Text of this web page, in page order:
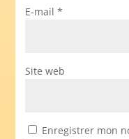
E-mail *
Site web
Enregistrer mon